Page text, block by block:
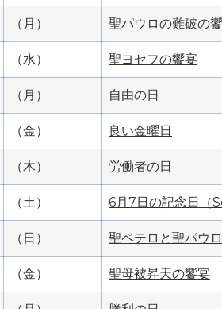
（月） 聖パウロの難破の
（水） 聖ヨセフの饗宴
（月） 自由の日
（金） 良い金曜日
（木） 労働者の日
（土） 6月7日の記念日（
（日） 聖ペテロと聖パウ
（金） 聖母被昇天の饗宴